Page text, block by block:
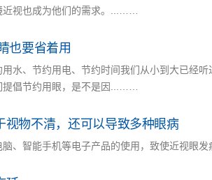
近视也成为他们的需求。...……
也要省着用
水、节约用电、节约时间我们从小到大已经
提倡节约用眼，是不是因...……
视物不清，还可以导致多种眼病
、智能手机等电子产品的使用，致使近视眼